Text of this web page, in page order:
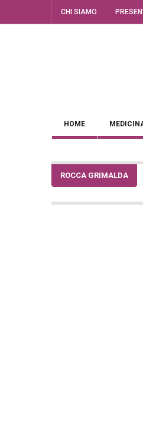
CHI SIAMO
HOME
ROCCA GRIMALDA